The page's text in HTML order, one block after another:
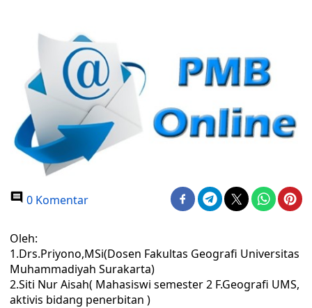
0 Komentar
Oleh:
1.Drs.Priyono,MSi(Dosen Fakultas Geografi Universitas
Muhammadiyah Surakarta)
2.Siti Nur Aisah( Mahasiswi semester 2 F.Geografi UMS,
aktivis bidang penerbitan )